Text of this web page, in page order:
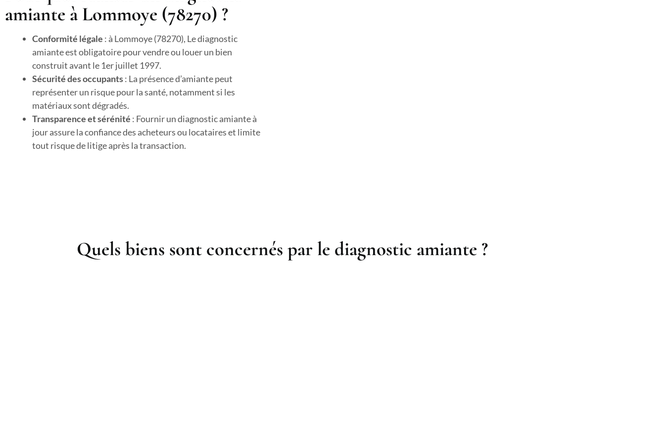
amiante à Lommoye (78270) ?
Conformité légale : à Lommoye (78270), Le diagnostic
amiante est obligatoire pour vendre ou louer un bien
construit avant le 1er juillet 1997.
Sécurité des occupants: La présence d’amiante peut
représenter un risque pour la santé, notamment si les
matériaux sont dégradés.
Transparence et sérénité : Fournir un diagnostic amiante à
jour assure la confiance des acheteurs ou locataires et limite
tout risque de litige après la transaction.
Quels biens sont concernés par le diagnostic amiante ?